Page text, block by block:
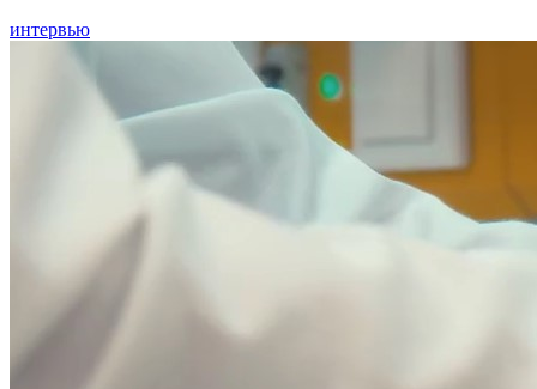
интервью